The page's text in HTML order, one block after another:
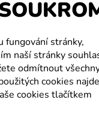
fungování stránky,
naší stránky
odmítnout
cookies
cookies tlačítkem